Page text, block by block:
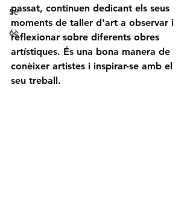
5è
6è
passat, continuen dedicant els seus
moments de taller d'art a observar i
reflexionar sobre diferents obres
artístiques. És una bona manera de
conèixer artistes i inspirar-se amb el
seu treball.